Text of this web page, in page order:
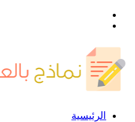
الرئيسية